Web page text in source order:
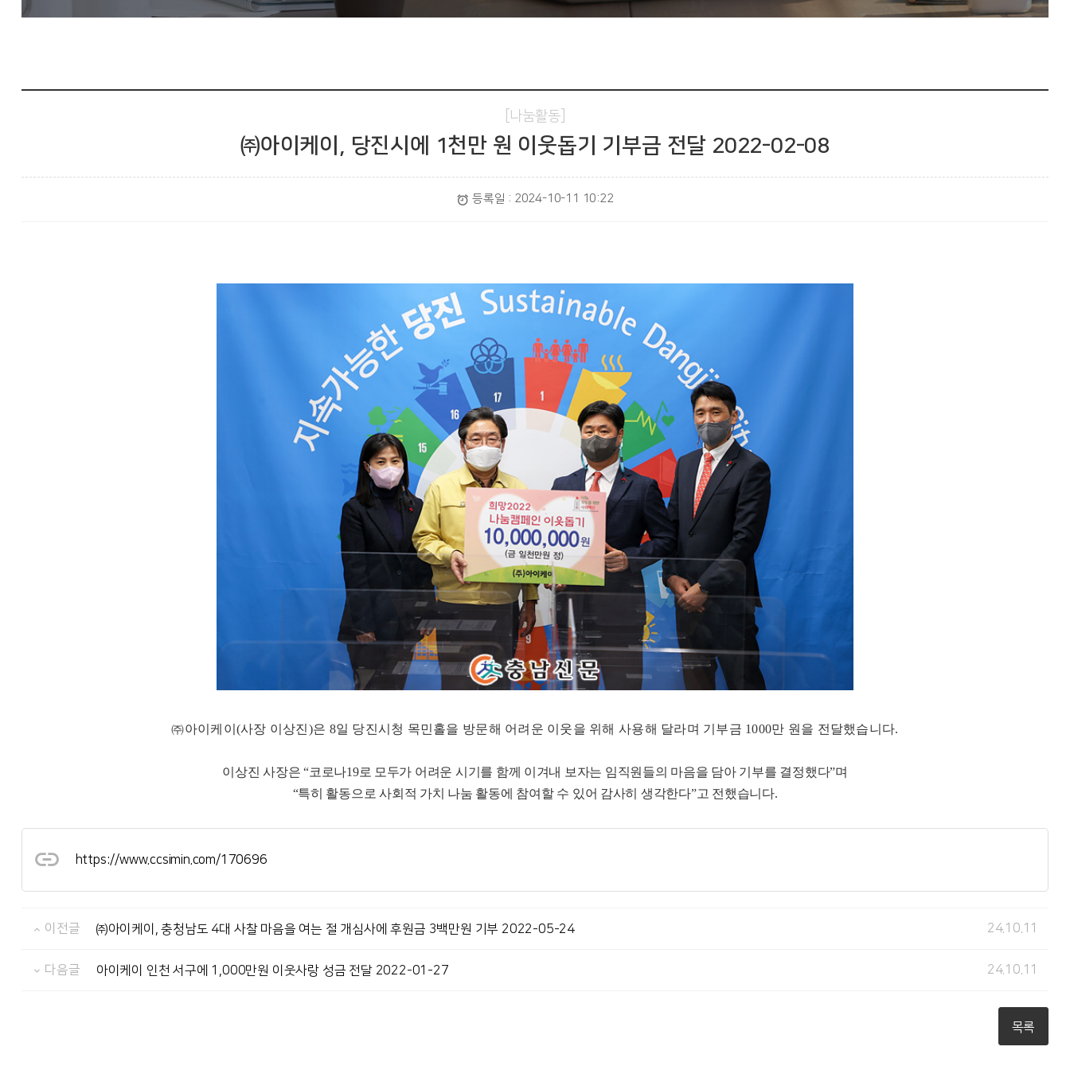
회사소개
나눔활동
나눔활동
㈜아이케이, 당진시에 1천만 원 이웃돕기 기부금 전달 2022-02-08
등록일 : 2024-10-11 10:22
㈜아이케이 (사장 이상진)은 8일 당진시청 목민홀을 방문해 어려운 이웃을 위해 사용해 달라며 기부금 1000만 원을 전달했습니다.
이상진 사장은“코로나19로 모두가 어려운 시기를 함께 이겨내 보자는 임직원들의 마음을 담아 기부를 결정했다”며
“특히 활동으로 사회적 가치 나눔 활동에 참여할 수 있어 감사히 생각한다”고 전했습니다.
https://www.ccsimin.com/170696
이전글 ㈜아이케이, 충청남도 4대 사찰 마음을 여는 절 개심사에 후원금 3백만원 기부 2022-05-24 24.10.11
다음글 아이케이 인천 서구에 1,000만원 이웃사랑 성금 전달 2022-01-27 24.10.11
목록